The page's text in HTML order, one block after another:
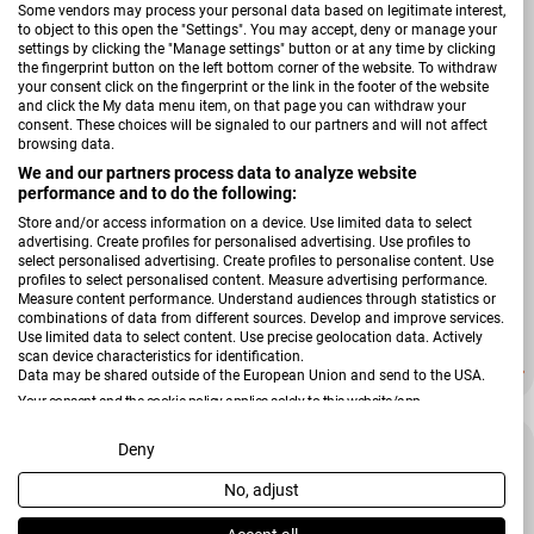
Some vendors may process your personal data based on legitimate interest,
to object to this open the "Settings". You may accept, deny or manage your
settings by clicking the "Manage settings" button or at any time by clicking
the fingerprint button on the left bottom corner of the website. To withdraw
your consent click on the fingerprint or the link in the footer of the website
and click the My data menu item, on that page you can withdraw your
consent. These choices will be signaled to our partners and will not affect
browsing data.
We and our partners process data to analyze website
performance and to do the following:
Store and/or access information on a device. Use limited data to select
advertising. Create profiles for personalised advertising. Use profiles to
select personalised advertising. Create profiles to personalise content. Use
profiles to select personalised content. Measure advertising performance.
Measure content performance. Understand audiences through statistics or
combinations of data from different sources. Develop and improve services.
Use limited data to select content. Use precise geolocation data. Actively
scan device characteristics for identification.
Data may be shared outside of the European Union and send to the USA.
Your consent and the cookie policy applies solely to this website/app.
View Partner List (2 IAB Vendors)
We use your data for the following purposes:
IAB processing purposes:
Deny
No, adjust
Tischleuchte Lennon
Verkäufer:
Reality Leuchten
Verkaufspreis
34,99 €
Regulärer Preis
48,99 €